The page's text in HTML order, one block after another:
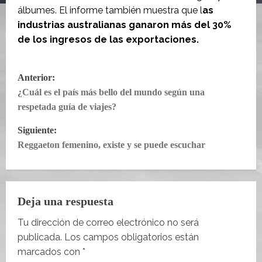
álbumes. El informe también muestra que las
industrias australianas ganaron más del 30%
de los ingresos de las exportaciones.
N
a
v
e
g
a
c
i
Anterior:
¿Cuál es el país más bello del mundo según una
respetada guía de viajes?
Siguiente:
Reggaeton femenino, existe y se puede escuchar
Deja una respuesta
Tu dirección de correo electrónico no será
publicada. Los campos obligatorios están
marcados con *